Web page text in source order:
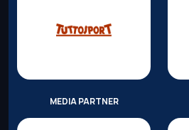
MEDIA PARTNER